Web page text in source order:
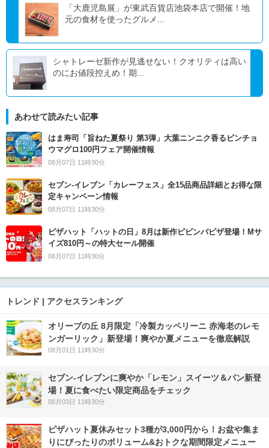
「大鹿児島展」が東武百貨店池袋本店で開催！地
元の食材を使ったグルメ...
シャトレーゼ新作が見逃せない！クオリティは高い
のにお値段控えめ！期...
あわせて読みたい記事
はま寿司「旨ねた夏祭り 第3弾」大葉ニンニク香るビンチョ
ウマグロ100円フェア開催情報
08月07日 11時30分
セブン‐イレブン「カレーフェス」全15品商品詳細とお得な限
定キャンペーン情報
08月07日 11時30分
ピザハット「ハットの日」8月は新作ビビンバピザ登場！Mサ
イズ810円～の特大セール開催
08月07日 11時30分
トレンド | アクセスランキング
オリーブの丘 8月限定「冷製カッペリーニ 赤海老のレモ
ンガーリック」新登場！爽やか夏メニューを徹底解説
08月01日 11時30分
セブン‐イレブンに爽やか「レモン」スイーツ＆パン新登
場！夏に食べたい限定商品をチェック
08月03日 11時30分
ピザハット夏休みセット3種が3,000円から！お盆や集ま
りにぴったりのボリューム&おトクな期間限定メニュー